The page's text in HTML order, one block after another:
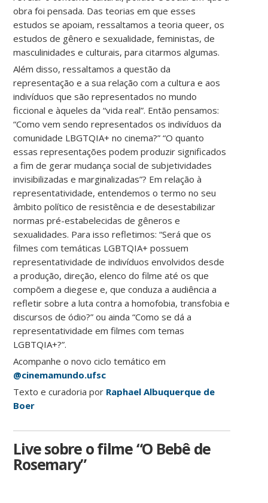
obra foi pensada. Das teorias em que esses
estudos se apoiam, ressaltamos a teoria queer, os
estudos de gênero e sexualidade, feministas, de
masculinidades e culturais, para citarmos algumas.
Além disso, ressaltamos a questão da
representação e a sua relação com a cultura e aos
indivíduos que são representados no mundo
ficcional e àqueles da “vida real”. Então pensamos:
“Como vem sendo representados os indivíduos da
comunidade LBGTQIA+ no cinema?” “O quanto
essas representações podem produzir significados
a fim de gerar mudança social de subjetividades
invisibilizadas e marginalizadas”? Em relação à
representatividade, entendemos o termo no seu
âmbito político de resistência e de desestabilizar
normas pré-estabelecidas de gêneros e
sexualidades. Para isso refletimos: “Será que os
filmes com temáticas LGBTQIA+ possuem
representatividade de indivíduos envolvidos desde
a produção, direção, elenco do filme até os que
compõem a diegese e, que conduza a audiência a
refletir sobre a luta contra a homofobia, transfobia e
discursos de ódio?” ou ainda “Como se dá a
representatividade em filmes com temas
LGBTQIA+?”.
Acompanhe o novo ciclo temático em
@cinemamundo.ufsc
Texto e curadoria por Raphael Albuquerque de
Boer
Live sobre o filme “O Bebê de
Rosemary”